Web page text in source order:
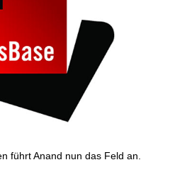
führt Anand nun das Feld an.